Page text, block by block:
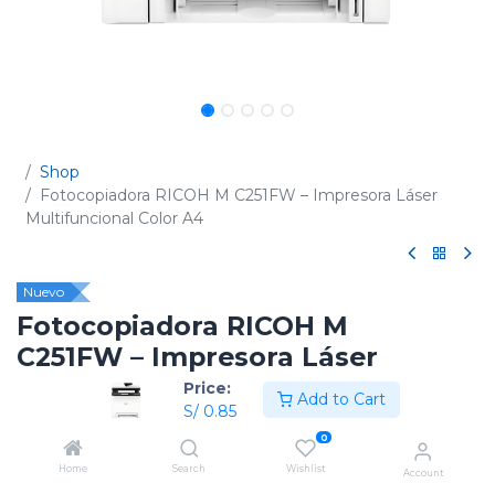
Price:
S/ 0.85
Add to Cart
Home Search
0
Wishlist Account
Shop
Fotocopiadora RICOH M C251FW – Impresora Láser
Multifuncional Color A4
Nuevo
Fotocopiadora RICOH M
C251FW – Impresora Láser
Multifuncional Color A4
(0 reseña)
Código:408544